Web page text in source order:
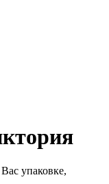
упаковке,